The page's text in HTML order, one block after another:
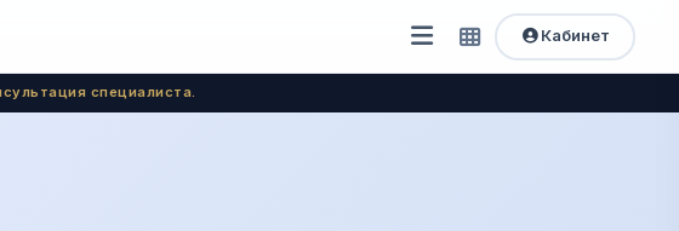
Открыть
меню
Быстрый
доступ
Кабинет
специалиста.